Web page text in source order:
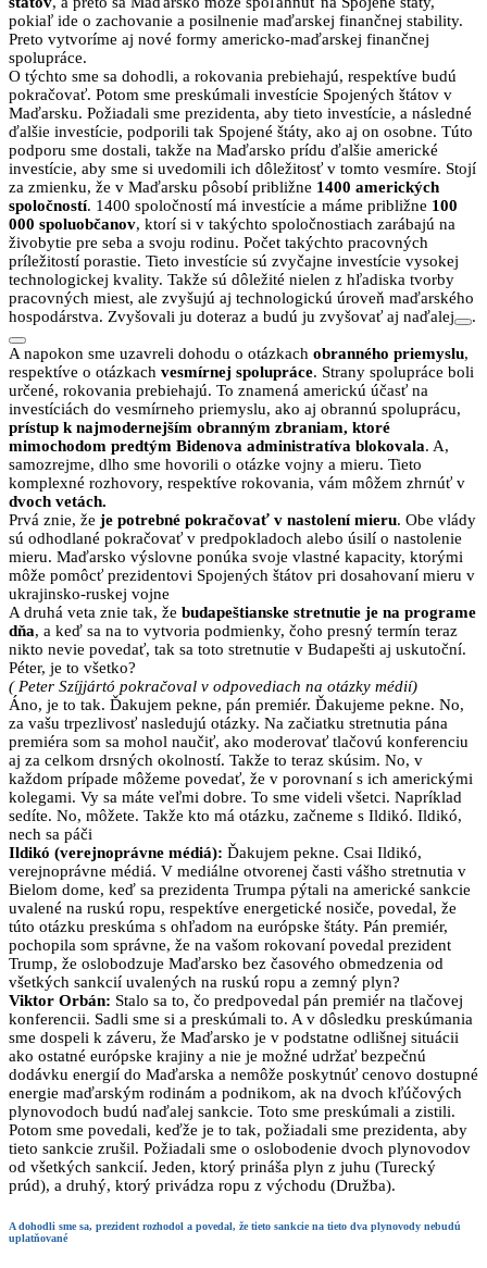
pokiaľ ide o zachovanie a posilnenie maďarskej finančnej stability.
Preto vytvoríme aj nové formy americko-maďarskej finančnej
spolupráce.
O týchto sme sa dohodli, a rokovania prebiehajú, respektíve budú
pokračovať. Potom sme preskúmali investície Spojených štátov v
Maďarsku. Požiadali sme prezidenta, aby tieto investície, a následné
ďalšie investície, podporili tak Spojené štáty, ako aj on osobne. Túto
podporu sme dostali, takže na Maďarsko prídu ďalšie americké
investície, aby sme si uvedomili ich dôležitosť v tomto vesmíre. Stojí
za zmienku, že v Maďarsku pôsobí približne 1400 amerických
spoločností. 1400 spoločností má investície a máme približne 100
000 spoluobčanov, ktorí si v takýchto spoločnostiach zarábajú na
živobytie pre seba a svoju rodinu. Počet takýchto pracovných
príležitostí porastie. Tieto investície sú zvyčajne investície vysokej
technologickej kvality. Takže sú dôležité nielen z hľadiska tvorby
pracovných miest, ale zvyšujú aj technologickú úroveň maďarského
hospodárstva. Zvyšovali ju doteraz a budú ju zvyšovať aj naďalej
.
A napokon sme uzavreli dohodu o otázkach obranného priemyslu,
respektíve o otázkach vesmírnej spolupráce. Strany spolupráce boli
určené, rokovania prebiehajú. To znamená americkú účasť na
investíciách do vesmírneho priemyslu, ako aj obrannú spoluprácu,
prístup k najmodernejším obranným zbraniam, ktoré
mimochodom predtým Bidenova administratíva blokovala. A,
samozrejme, dlho sme hovorili o otázke vojny a mieru. Tieto
komplexné rozhovory, respektíve rokovania, vám môžem zhrnúť v
dvoch vetách.
Prvá znie, že je potrebné pokračovať v nastolení mieru. Obe vlády
sú odhodlané pokračovať v predpokladoch alebo úsilí o nastolenie
mieru. Maďarsko výslovne ponúka svoje vlastné kapacity, ktorými
môže pomôcť prezidentovi Spojených štátov pri dosahovaní mieru v
ukrajinsko-ruskej vojne
A druhá veta znie tak, že budapeštianske stretnutie je na programe
dňa, a keď sa na to vytvoria podmienky, čoho presný termín teraz
nikto nevie povedať, tak sa toto stretnutie v Budapešti aj uskutoční.
Péter, je to všetko?
( Peter Szíjjártó pokračoval v odpovediach na otázky médií)
Áno, je to tak. Ďakujem pekne, pán premiér. Ďakujeme pekne. No,
za vašu trpezlivosť nasledujú otázky. Na začiatku stretnutia pána
premiéra som sa mohol naučiť, ako moderovať tlačovú konferenciu
aj za celkom drsných okolností. Takže to teraz skúsim. No, v
každom prípade môžeme povedať, že v porovnaní s ich americkými
kolegami. Vy sa máte veľmi dobre. To sme videli všetci. Napríklad
sedíte. No, môžete. Takže kto má otázku, začneme s Ildikó. Ildikó,
nech sa páči
Ildikó (verejnoprávne médiá): Ďakujem pekne. Csai Ildikó,
verejnoprávne médiá. V mediálne otvorenej časti vášho stretnutia v
Bielom dome, keď sa prezidenta Trumpa pýtali na americké sankcie
uvalené na ruskú ropu, respektíve energetické nosiče, povedal, že
túto otázku preskúma s ohľadom na európske štáty. Pán premiér,
pochopila som správne, že na vašom rokovaní povedal prezident
Trump, že oslobodzuje Maďarsko bez časového obmedzenia od
všetkých sankcií uvalených na ruskú ropu a zemný plyn?
Viktor Orbán: Stalo sa to, čo predpovedal pán premiér na tlačovej
konferencii. Sadli sme si a preskúmali to. A v dôsledku preskúmania
sme dospeli k záveru, že Maďarsko je v podstatne odlišnej situácii
ako ostatné európske krajiny a nie je možné udržať bezpečnú
dodávku energií do Maďarska a nemôže poskytnúť cenovo dostupné
energie maďarským rodinám a podnikom, ak na dvoch kľúčových
plynovodoch budú naďalej sankcie. Toto sme preskúmali a zistili.
Potom sme povedali, keďže je to tak, požiadali sme prezidenta, aby
tieto sankcie zrušil. Požiadali sme o oslobodenie dvoch plynovodov
od všetkých sankcií. Jeden, ktorý prináša plyn z juhu (Turecký
prúd), a druhý, ktorý privádza ropu z východu (Družba).
A dohodli sme sa, prezident rozhodol a povedal, že tieto sankcie na tieto dva plynovody nebudú
uplatňované